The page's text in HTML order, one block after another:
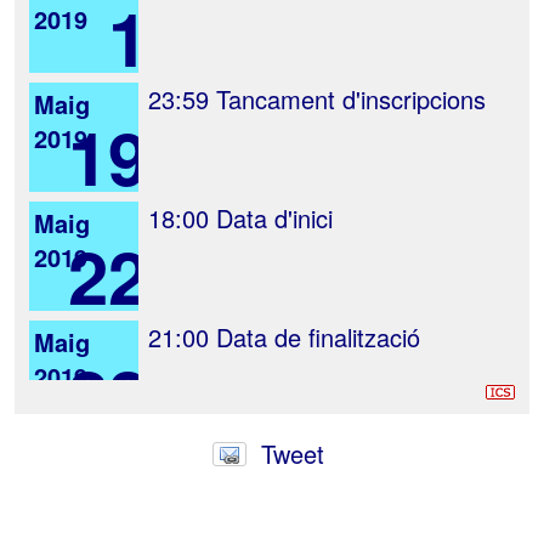
2019
1
Maig
201919
23:59 Tancament d'inscripcions
Maig
201922
18:00 Data d'inici
Maig
201922
21:00 Data de finalització
Tweet